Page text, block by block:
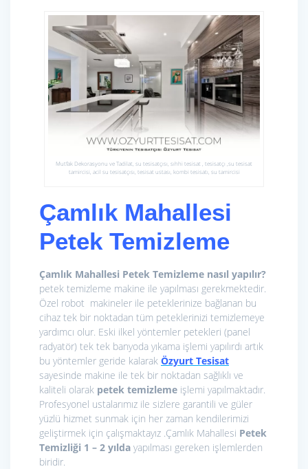
Mutfak Dekorasyonu ve Tadilat, su tesisatçısı, sıhhi tesisat , tesisatçı ,su tesisat
tamircisi, acil su tesisatçısı, tesisat ustası, kombi tesisatı, su tamircisi
Çamlık Mahallesi
Petek Temizleme
Çamlık Mahallesi Petek Temizleme nasıl yapılır?
petek temizleme makine ile yapılması gerekmektedir.
Özel robot makineler ile peteklerinize bağlanan bu
cihaz tek bir noktadan tüm peteklerinizi temizlemeye
yardımcı olur. Eski ilkel yöntemler petekleri (panel
radyatör) tek tek banyoda yıkama işlemi yapılırdı artık
bu yöntemler geride kalarak Özyurt Tesisat
sayesinde makine ile tek bir noktadan sağlıklı ve
kaliteli olarak petek temizleme işlemi yapılmaktadır.
Profesyonel ustalarımız ile sizlere garantili ve güler
yüzlü hizmet sunmak için her zaman kendilerimizi
geliştirmek için çalışmaktayız .Çamlık Mahallesi Petek
Temizliği 1 – 2 yılda yapılması gereken işlemlerden
biridir.